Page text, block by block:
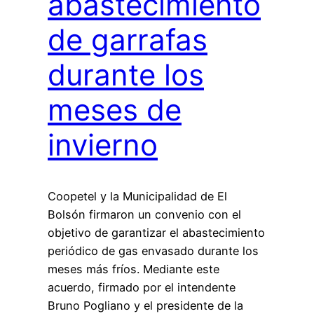
de garrafas
durante los
meses de
invierno
Coopetel y la Municipalidad de El
Bolsón firmaron un convenio con el
objetivo de garantizar el abastecimiento
periódico de gas envasado durante los
meses más fríos. Mediante este
acuerdo, firmado por el intendente
Bruno Pogliano y el presidente de la